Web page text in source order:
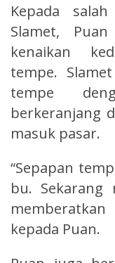
Kepada
Slamet,
kenaikan
tempe.
tempe
berkeranjang
masuk pasar.
“Sepapan
bu.
kepada Puan.